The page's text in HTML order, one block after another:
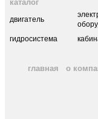
каталог
двигатель
гидросистема
главная о